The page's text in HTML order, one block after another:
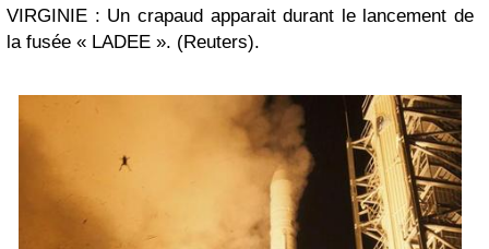
VIRGINIE : Un crapaud apparait durant le lancement de
la fusée « LADEE ». (Reuters).